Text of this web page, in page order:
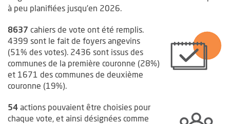
à peu planifiées jusqu’en 2026.
8637 cahiers de vote ont été remplis.
4399 sont le fait de foyers angevins
(51% des votes). 2436 sont issus des
communes de la première couronne (28%)
et 1671 des communes de deuxième
couronne (19%).
54 actions pouvaient être choisies pour
chaque vote, et ainsi désignées comme